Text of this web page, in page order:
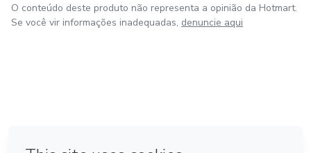
O conteúdo deste produto não representa a opinião da Hotmart.
Se você vir informações inadequadas, denuncie aqui